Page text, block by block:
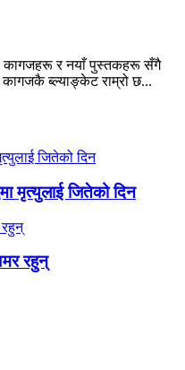
कागजहरू र नयाँ पुस्तकहरू सँगै
ब्ल्याङ्केट राम्रो छ...
मृत्युलाई जितेको दिन
रहुन्